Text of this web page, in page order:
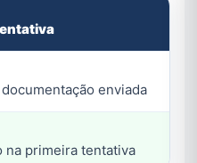
enviada
na primeira tentativa